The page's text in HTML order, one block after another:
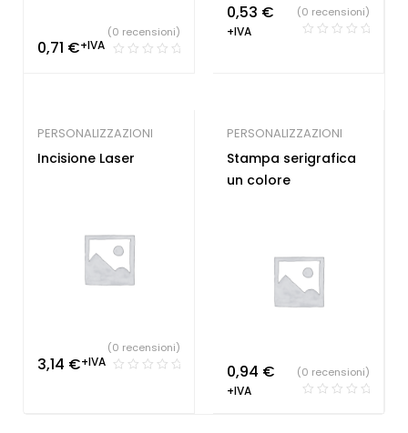
0,71 €+IVA
(0 recensioni)
0,53 €
+IVA
(0 recensioni)
PERSONALIZZAZIONI
Incisione Laser
3,14 €+IVA
(0 recensioni)
PERSONALIZZAZIONI
Stampa serigrafica
un colore
0,94 €
+IVA
(0 recensioni)